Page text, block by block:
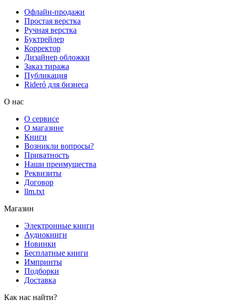
Офлайн-продажи
Простая верстка
Ручная верстка
Буктрейлер
Корректор
Дизайнер обложки
Заказ тиража
Публикация
Rideró для бизнеса
О нас
О сервисе
О магазине
Книги
Возникли вопросы?
Приватность
Наши преимущества
Реквизиты
Договор
llm.txt
Магазин
Электронные книги
Аудиокниги
Новинки
Бесплатные книги
Импринты
Подборки
Доставка
Как нас найти?